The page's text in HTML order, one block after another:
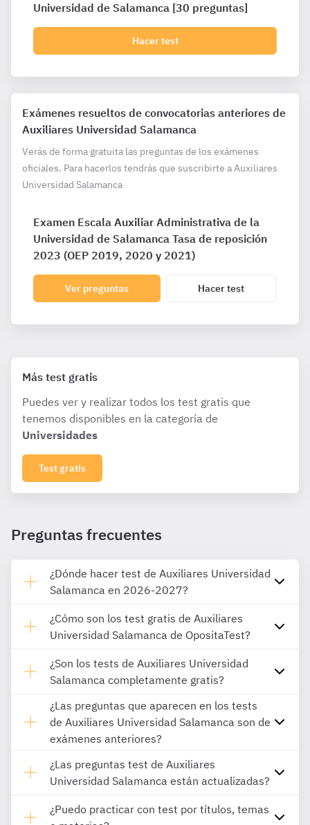
Universidad de Salamanca [30 preguntas]
Hacer test
Exámenes resueltos de convocatorias anteriores de
Auxiliares Universidad Salamanca
Verás de forma gratuita las preguntas de los exámenes
oficiales. Para hacerlos tendrás que suscribirte a Auxiliares
Universidad Salamanca
Examen Escala Auxiliar Administrativa de la
Universidad de Salamanca Tasa de reposición
2023 (OEP 2019, 2020 y 2021)
Ver preguntas Hacer test
Más test gratis
Puedes ver y realizar todos los test gratis que
tenemos disponibles en la categoría de
Universidades
Test gratis
Preguntas frecuentes
¿Dónde hacer test de Auxiliares Universidad
Salamanca en 2026-2027?
¿Cómo son los test gratis de Auxiliares
Universidad Salamanca de OpositaTest?
¿Son los tests de Auxiliares Universidad
Salamanca completamente gratis?
¿Las preguntas que aparecen en los tests
de Auxiliares Universidad Salamanca son de
exámenes anteriores?
¿Las preguntas test de Auxiliares
Universidad Salamanca están actualizadas?
¿Puedo practicar con test por títulos, temas